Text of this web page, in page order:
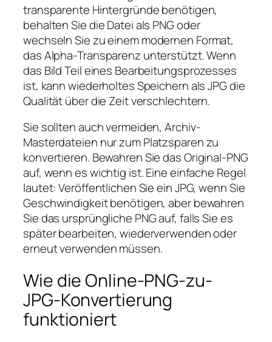
transparente Hintergründe benötigen,
behalten Sie die Datei als PNG oder
wechseln Sie zu einem modernen Format,
das Alpha-Transparenz unterstützt. Wenn
das Bild Teil eines Bearbeitungsprozesses
ist, kann wiederholtes Speichern als JPG die
Qualität über die Zeit verschlechtern.
Sie sollten auch vermeiden, Archiv-
Masterdateien nur zum Platzsparen zu
konvertieren. Bewahren Sie das Original-PNG
auf, wenn es wichtig ist. Eine einfache Regel
lautet: Veröffentlichen Sie ein JPG, wenn Sie
Geschwindigkeit benötigen, aber bewahren
Sie das ursprüngliche PNG auf, falls Sie es
später bearbeiten, wiederverwenden oder
erneut verwenden müssen.
Wie die Online-PNG-zu-
JPG-Konvertierung
funktioniert